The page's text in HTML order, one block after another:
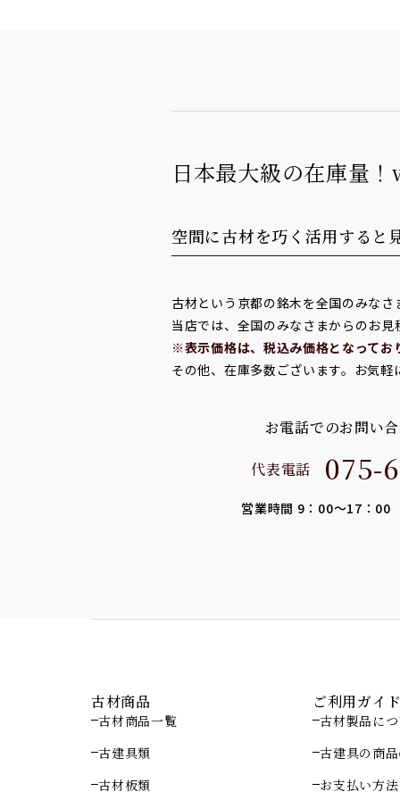
日本最大級の在庫量
空間に古材を巧く活用すると
古材という京都の銘木を全国のみな
当店では、全国のみなさまからのお
※表示価格は、税込み価格となってお
その他、在庫多数ございます。お気軽
お電話でのお問い
代表電話 075-
営業時間 9：00～17：
古材商品
古材商品一覧
古建具類
古材板類
ご利用ガイ
古材製品に
古建具の商
お支払い方